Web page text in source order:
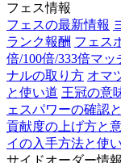
フェス情報
フェスの最新情報
ランク報酬 フェス
倍/100倍/333倍マッ
ナルの取り方 オマ
と使い道 王冠の意
ェスパワーの確認
貢献度の上げ方と
イの入手方法と使
サイドオーダー情報